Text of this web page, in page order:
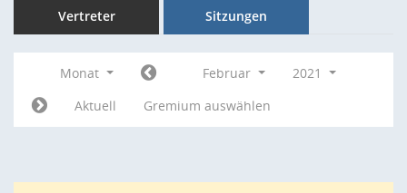
Vertreter Sitzungen
Monat Februar
2021
Aktuell
Gremium auswählen